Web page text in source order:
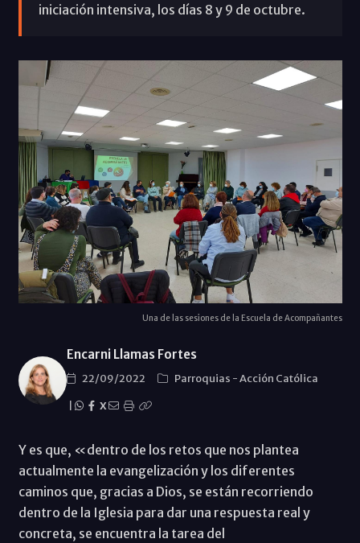
iniciación intensiva, los días 8 y 9 de octubre.
Una de las sesiones de la Escuela de Acompañantes
Encarni Llamas Fortes
22/09/2022 Parroquias -Acción Católica
X
Y es que, «dentro de los retos que nos plantea
actualmente la evangelización y los diferentes
caminos que, gracias a Dios, se están recorriendo
dentro de la Iglesia para dar una respuesta real y
concreta, se encuentra la tarea del